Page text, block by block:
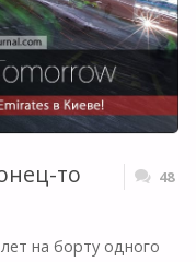
то
48
на борту одного